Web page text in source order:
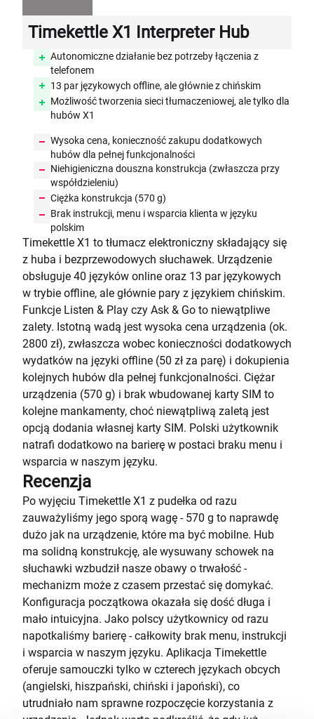
Timekettle X1 Interpreter Hub
Autonomiczne działanie bez potrzeby łączenia z
telefonem
13 par językowych offline, ale głównie z chińskim
Możliwość tworzenia sieci tłumaczeniowej, ale tylko dla
hubów X1
Wysoka cena, konieczność zakupu dodatkowych
hubów dla pełnej funkcjonalności
Niehigieniczna douszna konstrukcja (zwłaszcza przy
współdzieleniu)
Ciężka konstrukcja (570 g)
Brak instrukcji, menu i wsparcia klienta w języku
polskim
Timekettle X1 to tłumacz elektroniczny składający się
z huba i bezprzewodowych słuchawek. Urządzenie
obsługuje 40 języków online oraz 13 par językowych
w trybie offline, ale głównie pary z językiem chińskim.
Funkcje Listen & Play czy Ask & Go to niewątpliwe
zalety. Istotną wadą jest wysoka cena urządzenia (ok.
2800 zł), zwłaszcza wobec konieczności dodatkowych
wydatków na języki offline (50 zł za parę) i dokupienia
kolejnych hubów dla pełnej funkcjonalności. Ciężar
urządzenia (570 g) i brak wbudowanej karty SIM to
kolejne mankamenty, choć niewątpliwą zaletą jest
opcją dodania własnej karty SIM. Polski użytkownik
natrafi dodatkowo na barierę w postaci braku menu i
wsparcia w naszym języku.
Recenzja
Po wyjęciu Timekettle X1 z pudełka od razu
zauważyliśmy jego sporą wagę - 570 g to naprawdę
dużo jak na urządzenie, które ma być mobilne. Hub
ma solidną konstrukcję, ale wysuwany schowek na
słuchawki wzbudził nasze obawy o trwałość -
mechanizm może z czasem przestać się domykać.
Konfiguracja początkowa okazała się dość długa i
mało intuicyjna. Jako polscy użytkownicy od razu
napotkaliśmy barierę - całkowity brak menu, instrukcji
i wsparcia w naszym języku. Aplikacja Timekettle
oferuje samouczki tylko w czterech językach obcych
(angielski, hiszpański, chiński i japoński), co
utrudniało nam sprawne rozpoczęcie korzystania z